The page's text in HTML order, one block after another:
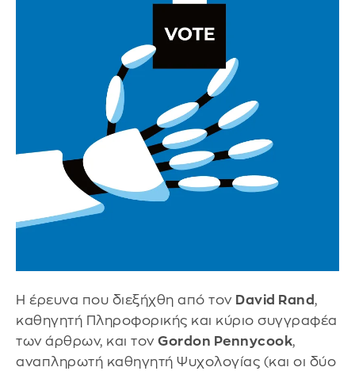
Η έρευνα που διεξήχθη από τον David Rand ,
καθηγητή Πληροφορικής και κύριο συγγραφέα
των άρθρων, και τον Gordon Pennycook,
αναπληρωτή καθηγητή Ψυχολογίας (και οι δύο